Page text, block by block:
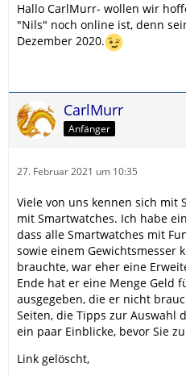
Hallo CarlMurr- wollen wir
"Nils" noch online ist, denn
Dezember 2020.
CarlMurr
Anfänger
27. Februar 2021 um 10:35
Viele von uns kennen sich mit
mit Smartwatches. Ich habe
dass alle Smartwatches mit
sowie einem Gewichtsmesser
brauchte, war eher eine
Ende hat er eine Menge Geld
ausgegeben, die er nicht
Seiten, die Tipps zur Auswahl
ein paar Einblicke, bevor Sie
Link gelöscht,